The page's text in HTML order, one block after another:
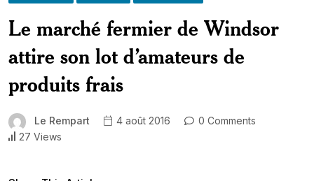
Le marché fermier de Windsor
attire son lot d’amateurs de
produits frais
Le Rempart 4 août 2016
0 Comments
27 Views